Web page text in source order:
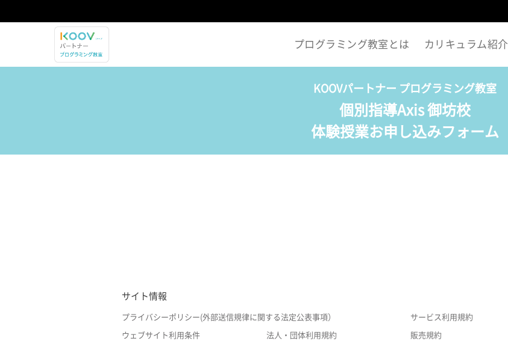
プログラミング教室とは カリキュラム紹介
KOOVパートナー プログラミング教室
個別指導Axis 御坊校
体験授業お申し込みフォーム
サイト情報
プライバシーポリシー(外部送信規律に関する法定公表事項） サービス利用規約
ウェブサイト利用条件 法人・団体利用規約 販売規約